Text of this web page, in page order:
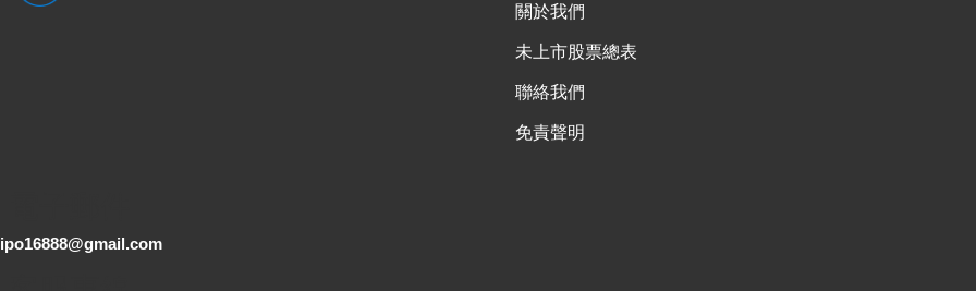
關於我們
未上市股票總表
聯絡我們
免責聲明
ipo16888@gmail.com